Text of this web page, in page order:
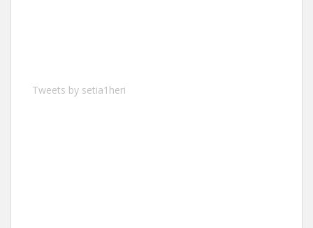
Tweets by setia1heri